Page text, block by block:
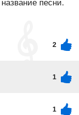
песни.
2
1
1